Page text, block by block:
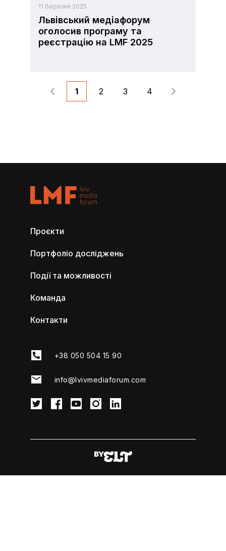
11 березня 2025
Львівський медіафорум
оголосив програму та
реєстрацію на LMF 2025
1 2 3 4
Проєкти
Портфоліо досліджень
Події та можливості
Команда
Контакти
+38 050 504 15 90
info@lvivmediaforum.com